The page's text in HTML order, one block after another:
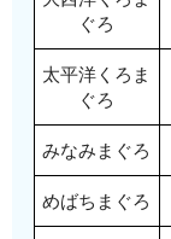
ぐろ
太平洋くろま
ぐろ
みなみまぐろ
めばちまぐろ